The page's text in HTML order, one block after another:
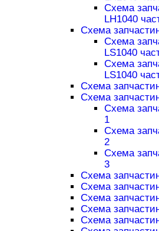
Схема
LH1040
Схема
Схема
LS1040
Схема
LS1040
Схема
Схема
Схема
1
Схема
2
Схема
3
Схема
Схема
Схема
Схема
Схема